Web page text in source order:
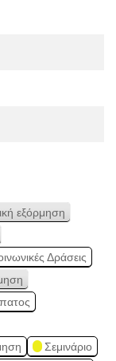
εξόρμηση
Δράσεις
Σεμινάριο